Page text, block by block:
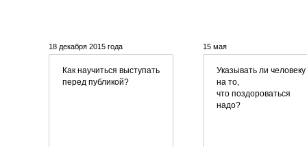
18 декабря 2015 года
Как научиться выступать
перед публикой?
15 мая
Указывать ли человеку
на то,
что поздороваться
надо?